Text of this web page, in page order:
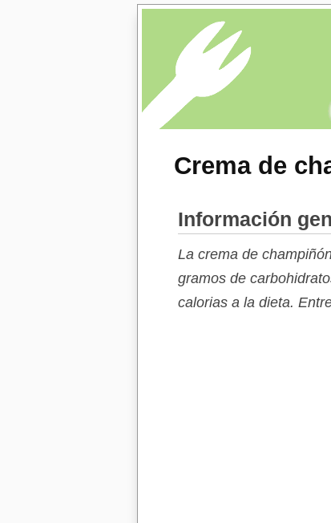
Crema de
Información
La crema de
gramos de
calorias a la dieta.